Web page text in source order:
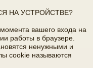
НА УСТРОЙСТВЕ?
вашего входа на
работы в браузере.
ненужными и
cookie называются